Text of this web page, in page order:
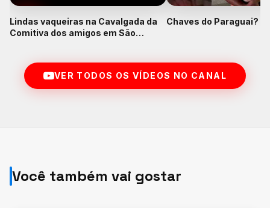
Lindas vaqueiras na Cavalgada da
Comitiva dos amigos em São
Chaves do Paraguai?
VER TODOS OS VÍDEOS NO CANAL
Você também vai gostar